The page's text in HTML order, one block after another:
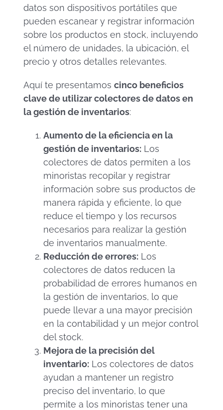
datos son dispositivos portátiles que
pueden escanear y registrar información
sobre los productos en stock, incluyendo
el número de unidades, la ubicación, el
precio y otros detalles relevantes.
Aquí te presentamoscinco beneficios
clave de utilizar colectores de datos en
la gestión de inventarios:
Aumento de la eficiencia en la
gestión de inventarios: Los
colectores de datos permiten a los
minoristas recopilar y registrar
información sobre sus productos de
manera rápida y eficiente, lo que
reduce el tiempo y los recursos
necesarios para realizar la gestión
de inventarios manualmente.
Reducción de errores: Los
colectores de datos reducen la
probabilidad de errores humanos en
la gestión de inventarios, lo que
puede llevar a una mayor precisión
en la contabilidad y un mejor control
del stock.
Mejora de la precisión del
inventario: Los colectores de datos
ayudan a mantener un registro
preciso del inventario, lo que
permite a los minoristas tener una